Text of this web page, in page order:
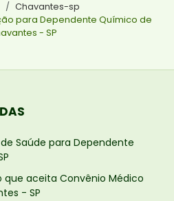
Chavantes-sp
para Dependente Químico de
- SP
Saúde para Dependente
que aceita Convênio Médico
- SP